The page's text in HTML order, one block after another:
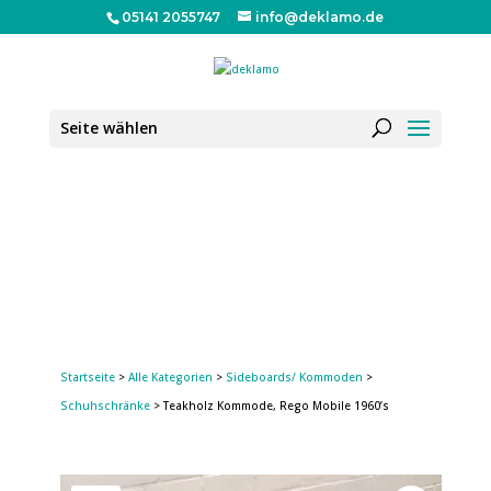
05141 2055747 info@deklamo.de
Seite wählen
Startseite> Alle Kategorien > Sideboards/ Kommoden >
Schuhschränke> Teakholz Kommode, Rego Mobile 1960’s